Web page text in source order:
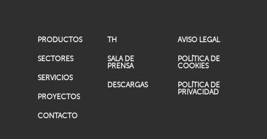
PRODUCTOS
SECTORES
SERVICIOS
PROYECTOS
CONTACTO
TH
SALA DE
PRENSA
DESCARGAS
AVISO LEGAL
POLÍTICA DE
COOKIES
POLÍTICA DE
PRIVACIDAD